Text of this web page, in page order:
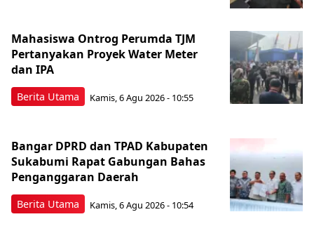
Berita Utama
Mahasiswa Ontrog Perumda TJM
Pertanyakan Proyek Water Meter
dan IPA
Kamis, 6 Agu 2026 - 10:55
Berita Utama
Bangar DPRD dan TPAD Kabupaten
Sukabumi Rapat Gabungan Bahas
Penganggaran Daerah
Kamis, 6 Agu 2026 - 10:54